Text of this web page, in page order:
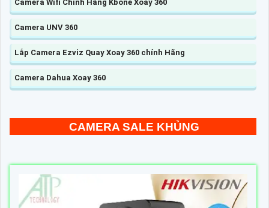
Camera Wifi Chính Hãng Kbone Xoay 360
Camera UNV 360
Lắp Camera Ezviz Quay Xoay 360 chính Hãng
Camera Dahua Xoay 360
CAMERA SALE KHỦNG